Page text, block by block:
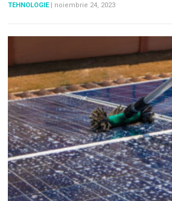
TEHNOLOGIE | noiembrie 24, 2023